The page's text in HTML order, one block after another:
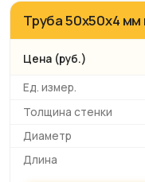
Труба 50х50x4 мм